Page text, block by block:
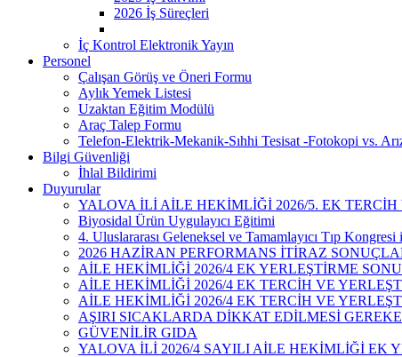
2026 İş Süreçleri
İç Kontrol Elektronik Yayın
Personel
Çalışan Görüş ve Öneri Formu
Aylık Yemek Listesi
Uzaktan Eğitim Modülü
Araç Talep Formu
Telefon-Elektrik-Mekanik-Sıhhi Tesisat -Fotokopi vs.
Bilgi Güvenliği
İhlal Bildirimi
Duyurular
YALOVA İLİ AİLE HEKİMLİĞİ 2026/5. EK TERCİH
Biyosidal Ürün Uygulayıcı Eğitimi
4. Uluslararası Geleneksel ve Tamamlayıcı Tıp
2026 HAZİRAN PERFORMANS İTİRAZ
AİLE HEKİMLİĞİ 2026/4 EK YERLEŞTİRME
AİLE HEKİMLİĞİ 2026/4 EK TERCİH VE
AİLE HEKİMLİĞİ 2026/4 EK TERCİH VE
AŞIRI SICAKLARDA DİKKAT EDİLMESİ
GÜVENİLİR GIDA
YALOVA İLİ 2026/4 SAYILI AİLE HEKİMLİĞİ EK